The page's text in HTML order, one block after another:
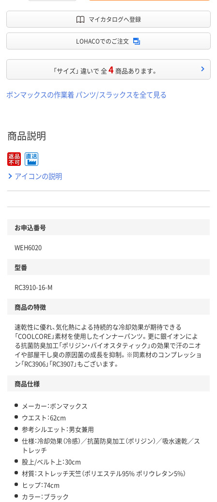
マイカタログへ登録
LOHACOでのご注文
「サイズ」 違いで 全4 商品あります。
ボンマックスの作業着 パンツ/スラックスを全て見る
商品説明
アイコンの説明
お申込番号
WEH6020
型番
RC3910-16-M
商品の特徴
速乾性に優れ、気化熱による持続的な冷却効果が期待できる
「COOLCORE」素材を使用したインナーパンツ。更に銀イオンによ
る抗菌防臭加工「ポリジン・バイオスタティック」の効果で汗のニオ
イや部屋干し臭の原因菌の成長を抑制。※同素材のコンプレッショ
ン「RC3906」「RC3907」もございます。
商品仕様
メーカー：ボンマックス
ウエスト：62cm
参考シルエット：男女兼用
仕様：冷却効果（冷感）／抗菌防臭加工（ポリジン）／吸水速乾／ス
トレッチ
股上/ベルト上：30cm
材質：ストレッチ天竺（ポリエステル95% ポリウレタン5%）
ヒップ：74cm
カラー：ブラック